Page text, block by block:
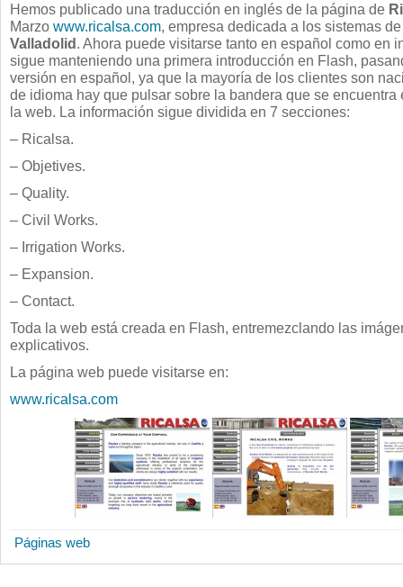
Hemos publicado una traducción en inglés de la página de
Marzo www.ricalsa.com, empresa dedicada a los sistemas
Valladolid. Ahora puede visitarse tanto en español como en
sigue manteniendo una primera introducción en Flash,
versión en español, ya que la mayoría de los clientes son
de idioma hay que pulsar sobre la bandera que se encuentra
la web. La información sigue dividida en 7 secciones:
– Ricalsa.
– Objetives.
– Quality.
– Civil Works.
– Irrigation Works.
– Expansion.
– Contact.
Toda la web está creada en Flash, entremezclando las
explicativos.
La página web puede visitarse en:
www.ricalsa.com
Páginas web